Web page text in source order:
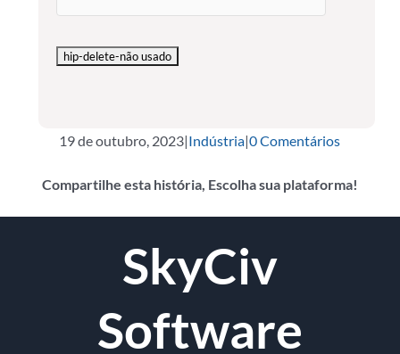
19 de outubro, 2023|Indústria|0 Comentários
Compartilhe esta história, Escolha sua plataforma!
Facebook
email
SkyCiv
Software